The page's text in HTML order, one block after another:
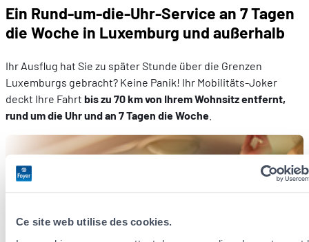
Ce site web utilise des cookies.
Ein Rund-um-die-Uhr-Service an 7 Tagen
die Woche in Luxemburg und außerhalb
Ihr Ausflug hat Sie zu später Stunde über die Grenzen
Luxemburgs gebracht? Keine Panik! Ihr Mobilitäts-Joker
deckt Ihre Fahrt bis zu 70 km von Ihrem Wohnsitz entfernt,
rund um die Uhr und an 7 Tagen die Woche
Sie möchten mehr zu unserem Angebot an
Autoversicherungen erfahren?